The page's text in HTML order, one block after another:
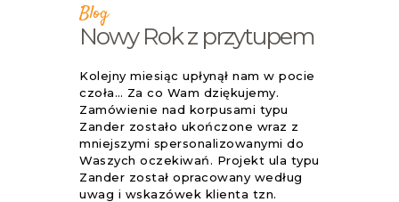
Blog
Nowy Rok z przytupem
Kolejny miesiąc upłynął nam w pocie
czoła… Za co Wam dziękujemy.
Zamówienie nad korpusami typu
Zander zostało ukończone wraz z
mniejszymi spersonalizowanymi do
Waszych oczekiwań. Projekt ula typu
Zander został opracowany według
uwag i wskazówek klienta tzn.